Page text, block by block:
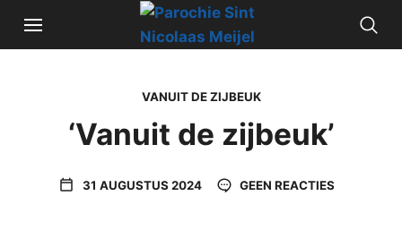
VANUIT DE ZIJBEUK
‘Vanuit de zijbeuk’
31 AUGUSTUS 2024 GEEN REACTIES